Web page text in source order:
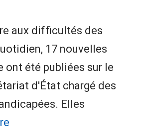
aux difficultés des
17 nouvelles
ont été publiées sur le
d'État chargé des
Elles